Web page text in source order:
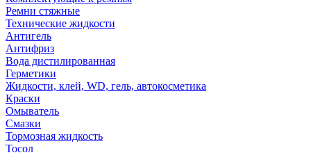
Ремни стяжные
Технические жидкости
Антигель
Антифриз
Вода дистилированная
Герметики
Жидкости, клей, WD, гель, автокосметика
Краски
Омыватель
Смазки
Тормозная жидкость
Тосол